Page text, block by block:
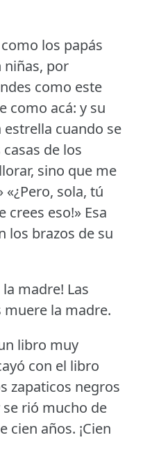
los papás
niñas, por
como este
como acá: y su
estrella cuando se
de los
sino que me
sola, tú
crees eso!» Esa
los brazos de su
madre! Las
la madre.
libro muy
con el libro
zapaticos negros
rió mucho de
cien años. ¡Cien